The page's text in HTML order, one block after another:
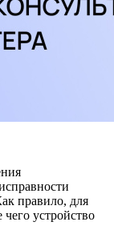
правило, для
чего устройство